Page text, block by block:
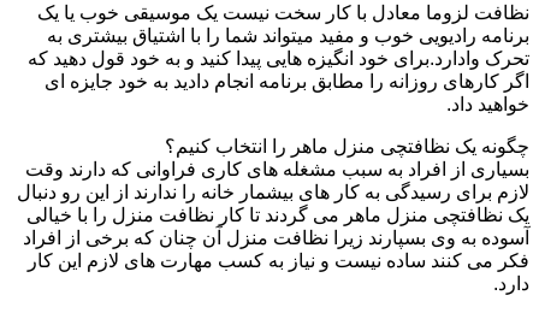
نظافت لزوما معادل با کار سخت نیست یک موسیقی خوب یا یک
برنامه رادیویی خوب و مفید میتواند شما را با اشتیاق بیشتری به
تحرک وادارد.برای خود انگیزه هایی پیدا کنید و به خود قول دهید که
اگر کارهای روزانه را مطابق برنامه انجام دادید به خود جایزه ای
خواهید داد.
چگونه یک نظافتچی منزل ماهر را انتخاب کنیم؟
بسیاری از افراد به سبب مشغله های کاری فراوانی که دارند وقت
لازم برای رسیدگی به کار های بیشمار خانه را ندارند از این رو دنبال
یک نظافتچی منزل ماهر می گردند تا کار نظافت منزل را با خیالی
آسوده به وی بسپارند زیرا نظافت منزل آن چنان که برخی از افراد
فکر می کنند ساده نیست و نیاز به کسب مهارت های لازم این کار
دارد.